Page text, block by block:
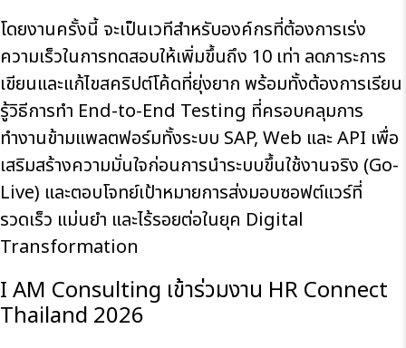
โดยงานครั้งนี้ จะเป็นเวทีสำหรับองค์กรที่ต้องการเร่ง
ความเร็วในการทดสอบให้เพิ่มขึ้นถึง 10 เท่า ลดภาระการ
เขียนและแก้ไขสคริปต์โค้ดที่ยุ่งยาก พร้อมทั้งต้องการเรียน
รู้วิธีการทำ End-to-End Testing ที่ครอบคลุมการ
ทำงานข้ามแพลตฟอร์มทั้งระบบ SAP, Web และ API เพื่อ
เสริมสร้างความมั่นใจก่อนการนำระบบขึ้นใช้งานจริง (Go-
Live) และตอบโจทย์เป้าหมายการส่งมอบซอฟต์แวร์ที่
รวดเร็ว แม่นยำ และไร้รอยต่อในยุค Digital
Transformation
I AM Consulting เข้าร่วมงาน HR Connect
Thailand 2026